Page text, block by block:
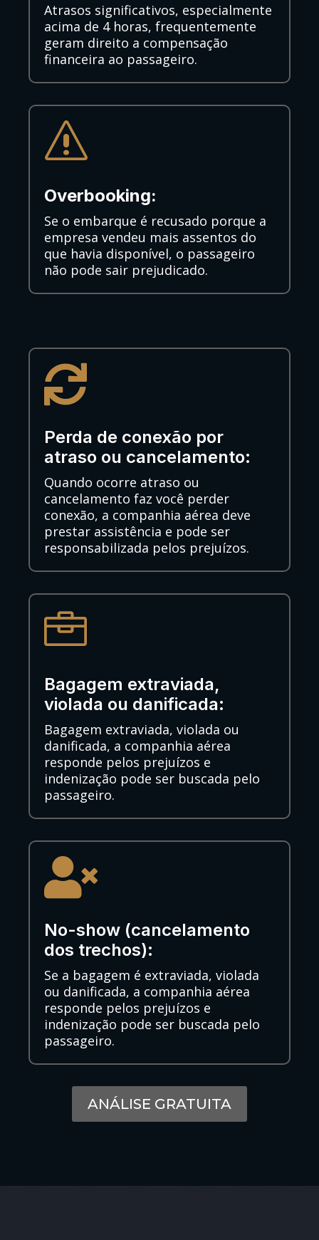
Atrasos significativos, especialmente
acima de 4 horas, frequentemente
geram direito a compensação
financeira ao passageiro.
s
Overbooking:
Se o embarque é recusado porque a
empresa vendeu mais assentos do
que havia disponível, o passageiro
não pode sair prejudicado.

Perda de conexão por
atraso ou cancelamento:
Quando ocorre atraso ou
cancelamento faz você perder
conexão, a companhia aérea deve
prestar assistência e pode ser
responsabilizada pelos prejuízos.

Bagagem extraviada,
violada ou danificada:
Bagagem extraviada, violada ou
danificada, a companhia aérea
responde pelos prejuízos e
indenização pode ser buscada pelo
passageiro.

No-show (cancelamento
dos trechos):
Se a bagagem é extraviada, violada
ou danificada, a companhia aérea
responde pelos prejuízos e
indenização pode ser buscada pelo
passageiro.
ANÁLISE GRATUITA